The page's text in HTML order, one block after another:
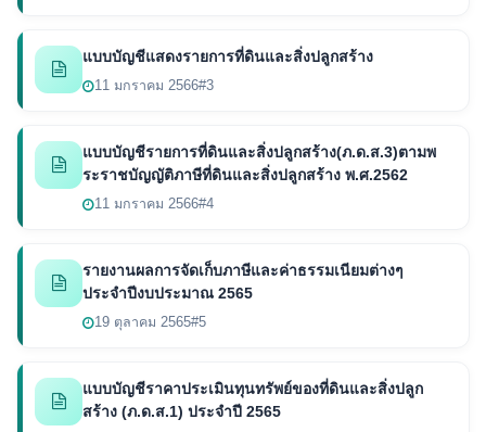
แบบบัญชีแสดงรายการที่ดินและสิ่งปลูกสร้าง
11 มกราคม 2566#3
แบบบัญชีรายการที่ดินและสิ่งปลูกสร้าง(ภ.ด.ส.3)ตามพ
ระราชบัญญัติภาษีที่ดินและสิ่งปลูกสร้าง พ.ศ.2562
11 มกราคม 2566#4
รายงานผลการจัดเก็บภาษีและค่าธรรมเนียมต่างๆ
ประจำปีงบประมาณ 2565
19 ตุลาคม 2565#5
แบบบัญชีราคาประเมินทุนทรัพย์ของที่ดินและสิ่งปลูก
สร้าง (ภ.ด.ส.1) ประจำปี 2565